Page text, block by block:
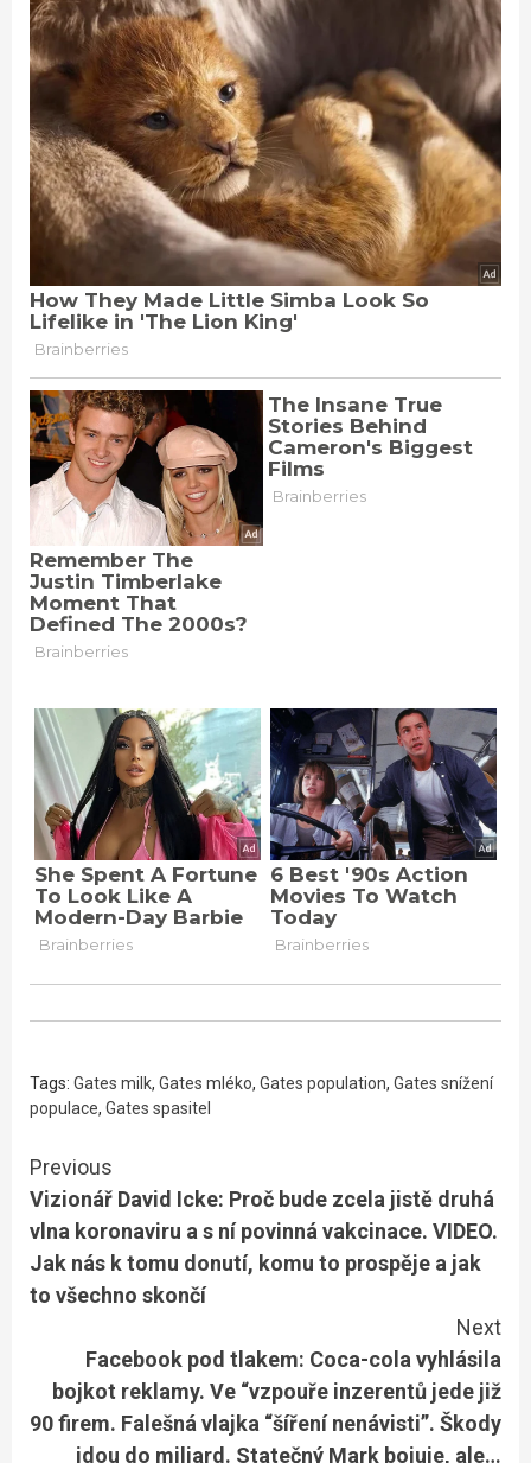
Tags: Gates milk, Gates mléko, Gates population, Gates snížení
populace, Gates spasitel
Continue
Reading
Previous
Vizionář David Icke: Proč bude zcela jistě druhá
vlna koronaviru a s ní povinná vakcinace. VIDEO.
Jak nás k tomu donutí, komu to prospěje a jak
to všechno skončí
Next
Facebook pod tlakem: Coca-cola vyhlásila
bojkot reklamy. Ve “vzpouře inzerentů jede již
90 firem. Falešná vlajka “šíření nenávisti”. Škody
jdou do miliard. Statečný Mark bojuje, ale…